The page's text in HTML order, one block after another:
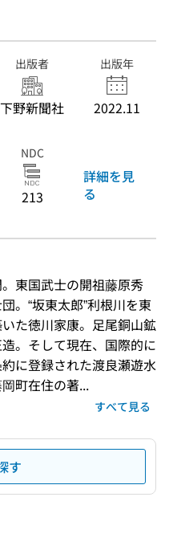
出版者
下野新聞社
出版年
2022.11
NDC
213
詳細を見
る
東国武士の開祖藤原秀
。“坂東太郎”利根川を東
た徳川家康。足尾銅山鉱
。そして現在、国際的に
に登録された渡良瀬遊水
町在住の著...
すべて見る
す